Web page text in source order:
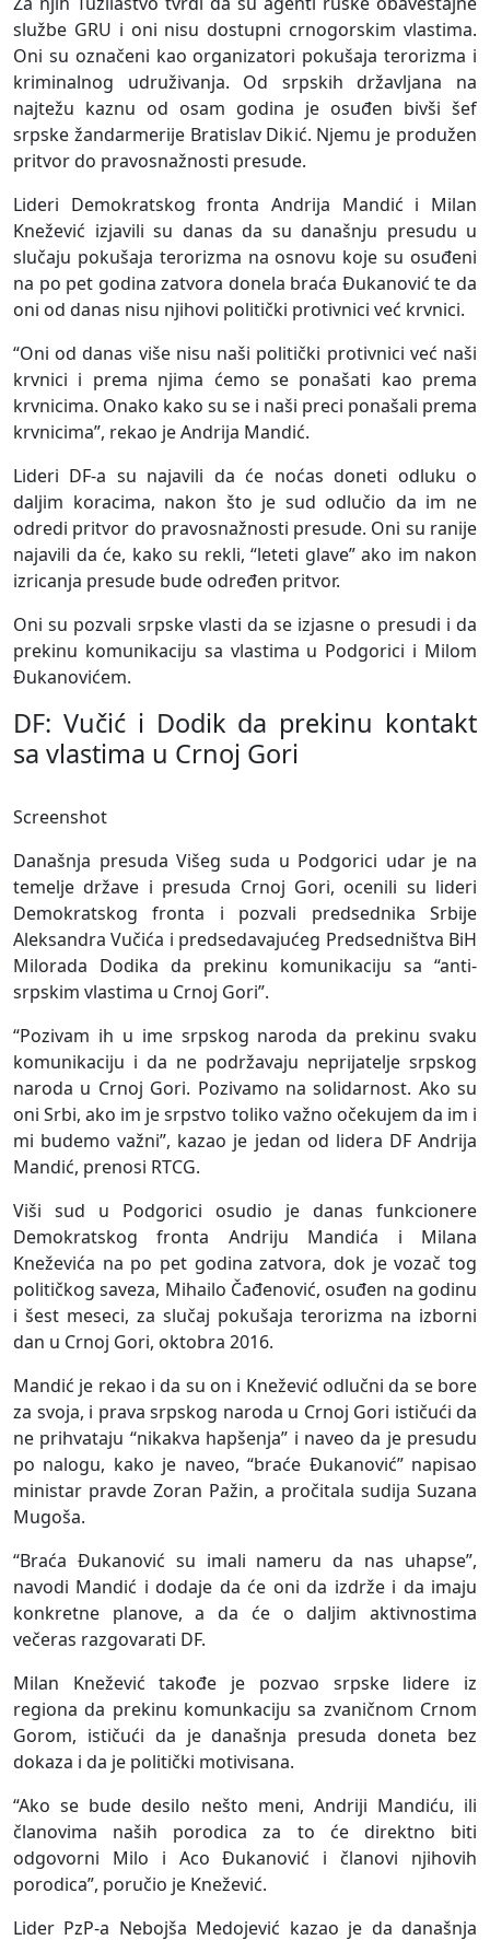
službe GRU i oni nisu dostupni crnogorskim vlastima.
Oni su označeni kao organizatori pokušaja terorizma i
kriminalnog udruživanja. Od srpskih državljana na
najtežu kaznu od osam godina je osuđen bivši šef
srpske žandarmerije Bratislav Dikić. Njemu je produžen
pritvor do pravosnažnosti presude.
Lideri Demokratskog fronta Andrija Mandić i Milan
Knežević izjavili su danas da su današnju presudu u
slučaju pokušaja terorizma na osnovu koje su osuđeni
na po pet godina zatvora donela braća Đukanović te da
oni od danas nisu njihovi politički protivnici već krvnici.
“Oni od danas više nisu naši politički protivnici već naši
krvnici i prema njima ćemo se ponašati kao prema
krvnicima. Onako kako su se i naši preci ponašali prema
krvnicima”, rekao je Andrija Mandić.
Lideri DF-a su najavili da će noćas doneti odluku o
daljim koracima, nakon što je sud odlučio da im ne
odredi pritvor do pravosnažnosti presude. Oni su ranije
najavili da će, kako su rekli, “leteti glave” ako im nakon
izricanja presude bude određen pritvor.
Oni su pozvali srpske vlasti da se izjasne o presudi i da
prekinu komunikaciju sa vlastima u Podgorici i Milom
Đukanovićem.
DF: Vučić i Dodik da prekinu kontakt
sa vlastima u Crnoj Gori
Screenshot
Današnja presuda Višeg suda u Podgorici udar je na
temelje države i presuda Crnoj Gori, ocenili su lideri
Demokratskog fronta i pozvali predsednika Srbije
Aleksandra Vučića i predsedavajućeg Predsedništva BiH
Milorada Dodika da prekinu komunikaciju sa “anti-
srpskim vlastima u Crnoj Gori”.
“Pozivam ih u ime srpskog naroda da prekinu svaku
komunikaciju i da ne podržavaju neprijatelje srpskog
naroda u Crnoj Gori. Pozivamo na solidarnost. Ako su
oni Srbi, ako im je srpstvo toliko važno očekujem da im i
mi budemo važni”, kazao je jedan od lidera DF Andrija
Mandić, prenosi RTCG.
Viši sud u Podgorici osudio je danas funkcionere
Demokratskog fronta Andriju Mandića i Milana
Kneževića na po pet godina zatvora, dok je vozač tog
političkog saveza, Mihailo Čađenović, osuđen na godinu
i šest meseci, za slučaj pokušaja terorizma na izborni
dan u Crnoj Gori, oktobra 2016.
Mandić je rekao i da su on i Knežević odlučni da se bore
za svoja, i prava srpskog naroda u Crnoj Gori ističući da
ne prihvataju “nikakva hapšenja” i naveo da je presudu
po nalogu, kako je naveo, “braće Ðukanović” napisao
ministar pravde Zoran Pažin, a pročitala sudija Suzana
Mugoša.
“Braća Ðukanović su imali nameru da nas uhapse”,
navodi Mandić i dodaje da će oni da izdrže i da imaju
konkretne planove, a da će o daljim aktivnostima
večeras razgovarati DF.
Milan Knežević takođe je pozvao srpske lidere iz
regiona da prekinu komunkaciju sa zvaničnom Crnom
Gorom, ističući da je današnja presuda doneta bez
dokaza i da je politički motivisana.
“Ako se bude desilo nešto meni, Andriji Mandiću, ili
članovima naših porodica za to će direktno biti
odgovorni Milo i Aco Ðukanović i članovi njihovih
porodica”, poručio je Knežević.
Lider PzP-a Nebojša Medojević kazao je da današnja